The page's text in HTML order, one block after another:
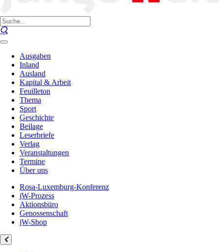
Ausgaben
Inland
Ausland
Kapital & Arbeit
Feuilleton
Thema
Sport
Geschichte
Beilage
Leserbriefe
Verlag
Veranstaltungen
Termine
Über uns
Rosa-Luxemburg-Konferenz
jW-Prozess
Aktionsbüro
Genossenschaft
jW-Shop